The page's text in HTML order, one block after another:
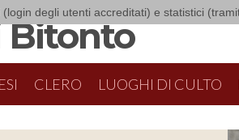
degli utenti accreditati) e statistici
Bitonto
CLERO LUOGHI DI CULTO